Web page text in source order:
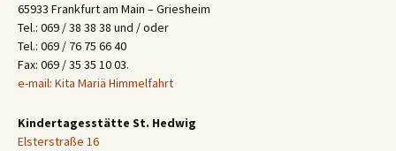
65933 Frankfurt am Main – Griesheim
Tel.: 069 / 38 38 38 und / oder
Tel.: 069 / 76 75 66 40
Fax: 069 / 35 35 10 03.
e-mail: Kita Mariä Himmelfahrt
Kindertagesstätte St. Hedwig
Elsterstraße 16